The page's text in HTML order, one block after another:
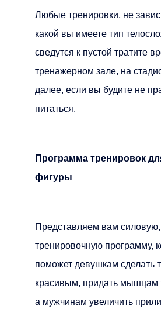
Любые тренировки, не
какой вы имеете тип
сведутся к пустой тратите
тренажерном зале, на
далее, если вы будите не
питаться.
Программа тренировок
фигуры
Представляем вам силовую,
тренировочную программу,
поможет девушкам сделать
красивым, придать мышцам
а мужчинам увеличить